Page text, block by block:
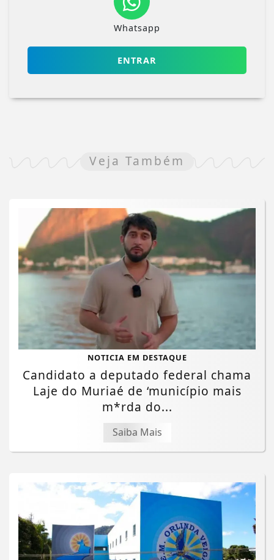
Whatsapp
ENTRAR
Veja Também
NOTICIA EM DESTAQUE
Candidato a deputado federal chama
Laje do Muriaé de ‘município mais
m*rda do...
Saiba Mais